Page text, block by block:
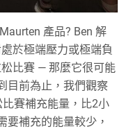
產品? Ben 解
於極端壓力或極端負
比賽 — 那麼它很可能
目前為止，我們觀察
賽補充能量，比2小
要補充的能量較少，